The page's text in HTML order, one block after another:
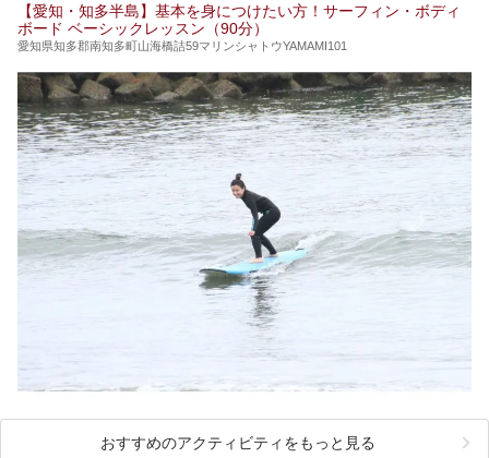
【愛知・知多半島】基本を身につけたい方！サーフィン・ボディ
ボード ベーシックレッスン（90分）
愛知県知多郡南知多町山海橋詰59マリンシャトウYAMAMI101
おすすめのアクティビティをもっと見る